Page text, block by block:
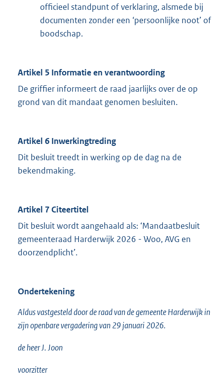
officieel standpunt of verklaring, alsmede bij
documenten zonder een ‘persoonlijke noot’ of
boodschap.
Artikel 5 Informatie en verantwoording
De griffier informeert de raad jaarlijks over de op
grond van dit mandaat genomen besluiten.
Artikel 6 Inwerkingtreding
Dit besluit treedt in werking op de dag na de
bekendmaking.
Artikel 7 Citeertitel
Dit besluit wordt aangehaald als: ‘Mandaatbesluit
gemeenteraad Harderwijk 2026 - Woo, AVG en
doorzendplicht’.
Ondertekening
Aldus vastgesteld door de raad van de gemeente Harderwijk in
zijn openbare vergadering van 29 januari 2026.
de heer J. Joon
voorzitter